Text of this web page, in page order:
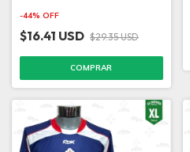
-44% OFF
$16.41 USD $29.35 USD
COMPRAR